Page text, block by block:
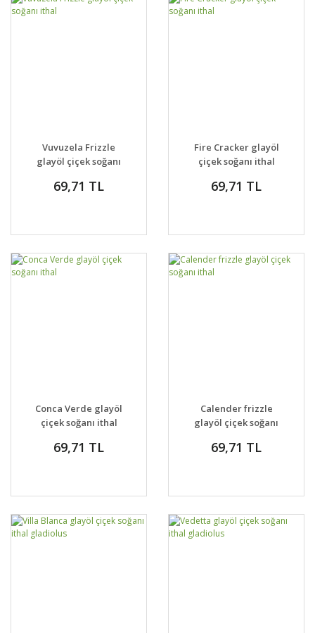
Vuvuzela Frizzle
glayöl çiçek soğanı
69,71 TL
Fire Cracker glayöl
çiçek soğanı ithal
69,71 TL
Conca Verde glayöl
çiçek soğanı ithal
69,71 TL
Calender frizzle
glayöl çiçek soğanı
69,71 TL